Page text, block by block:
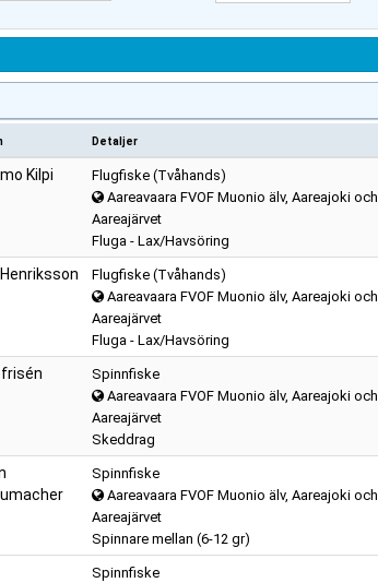
Detaljer
Kilpi
Flugfiske (Tvåhands)
Aareavaara FVOF Muonio älv, Aareajoki och
Aareajärvet
Fluga - Lax/Havsöring
Flugfiske (Tvåhands)
Aareavaara FVOF Muonio älv, Aareajoki och
Aareajärvet
Fluga - Lax/Havsöring
frisén
Spinnfiske
Aareavaara FVOF Muonio älv, Aareajoki och
Aareajärvet
Skeddrag
Spinnfiske
Aareavaara FVOF Muonio älv, Aareajoki och
Aareajärvet
Spinnare mellan (6-12 gr)
Spinnfiske